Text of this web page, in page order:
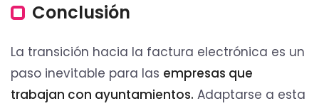
Conclusión
La transición hacia la factura electrónica es un
paso inevitable para las empresas que
trabajan con ayuntamientos. Adaptarse a esta